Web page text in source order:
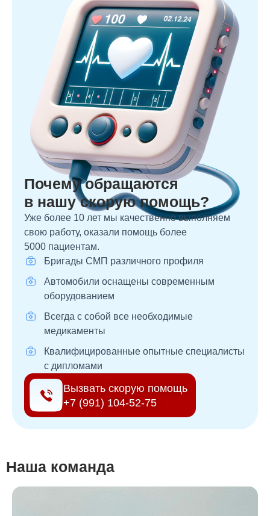
Почему обращаются
в нашу скорую помощь?
Уже более 10 лет мы качественно выполняем
свою работу, оказали помощь более
5000 пациентам.
Бригады СМП различного профиля
Автомобили оснащены современным
оборудованием
Всегда с собой все необходимые
медикаменты
Квалифицированные опытные специалисты
с дипломами
Вызвать скорую помощь
+7 (991) 104-52-75
Наша команда